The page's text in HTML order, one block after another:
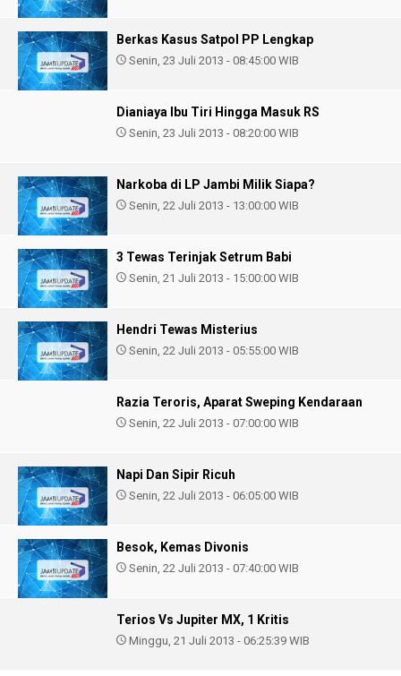
Berkas Kasus Satpol PP Lengkap
Senin, 23 Juli 2013 - 08:45:00 WIB
Dianiaya Ibu Tiri Hingga Masuk RS
Senin, 23 Juli 2013 - 08:20:00 WIB
Narkoba di LP Jambi Milik Siapa?
Senin, 22 Juli 2013 - 13:00:00 WIB
3 Tewas Terinjak Setrum Babi
Senin, 21 Juli 2013 - 15:00:00 WIB
Hendri Tewas Misterius
Senin, 22 Juli 2013 - 05:55:00 WIB
Razia Teroris, Aparat Sweping Kendaraan
Senin, 22 Juli 2013 - 07:00:00 WIB
Napi Dan Sipir Ricuh
Senin, 22 Juli 2013 - 06:05:00 WIB
Besok, Kemas Divonis
Senin, 22 Juli 2013 - 07:40:00 WIB
Terios Vs Jupiter MX, 1 Kritis
Minggu, 21 Juli 2013 - 06:25:39 WIB